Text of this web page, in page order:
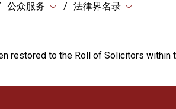
公众服务 法律界名录
restored to the Roll of Solicitors within